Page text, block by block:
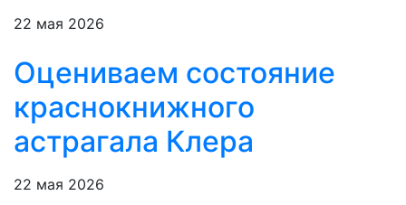
22 мая 2026
Оцениваем состояние
краснокнижного
астрагала Клера
22 мая 2026